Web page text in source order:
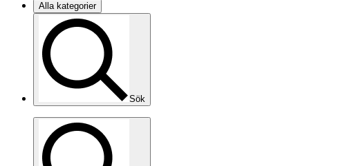
Alla kategorier
Sök